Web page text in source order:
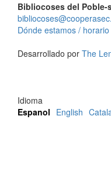
Bibliocoses del Poble-
Dónde estamos / horario
Desarrollado por The
Idioma
Espanol English